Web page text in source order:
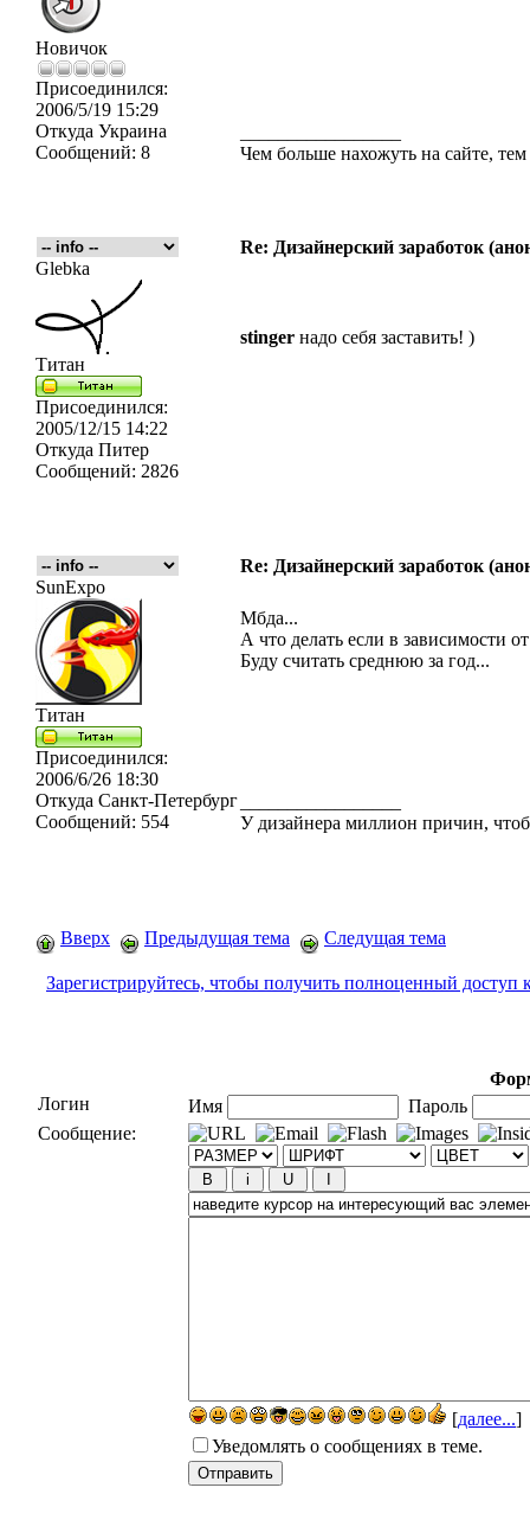
Новичок
Присоединился:
2006/5/19 15:29
Откуда Украина
Сообщений: 8
Чем больше нахожуть на сайте,
Re: Дизайнерский заработок
Glebka
Титан
Присоединился:
2005/12/15 14:22
Откуда Питер
Сообщений: 2826
stinger надо себя заставить! )
Re: Дизайнерский заработок
SunExpo
Титан
Присоединился:
2006/6/26 18:30
Откуда Санкт-Петербург
Сообщений: 554
Мбда...
А что делать если в зависимости
Буду считать среднюю за год...
У дизайнера миллион причин,
Вверх Предыдущая тема Следущая тема
Зарегистрируйтесь, чтобы получить полноценный доступ
Логин
Имя
Пароль
Сообщение:
[далее...]
Уведомлять о сообщениях в теме.